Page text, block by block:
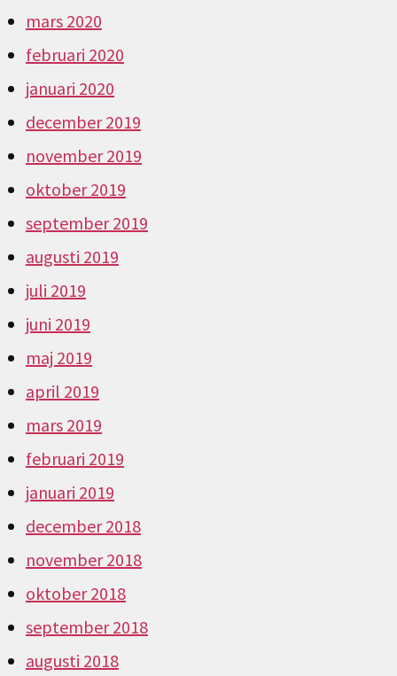
mars 2020
februari 2020
januari 2020
december 2019
november 2019
oktober 2019
september 2019
augusti 2019
juli 2019
juni 2019
maj 2019
april 2019
mars 2019
februari 2019
januari 2019
december 2018
november 2018
oktober 2018
september 2018
augusti 2018